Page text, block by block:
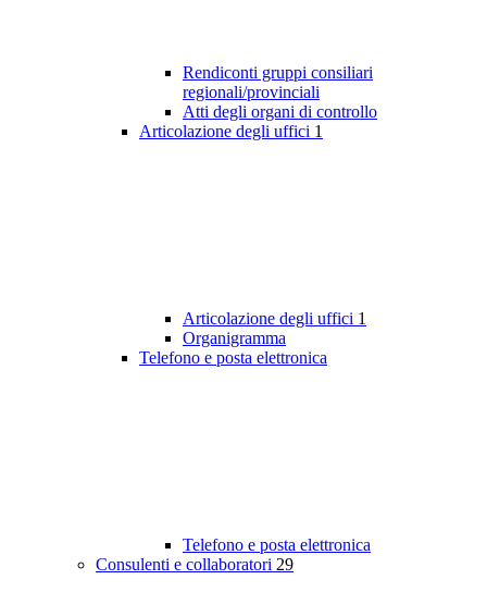
Rendiconti gruppi consiliari
regionali/provinciali
Atti degli organi di controllo
Articolazione degli uffici 1
Articolazione degli uffici 1
Organigramma
Telefono e posta elettronica
Telefono e posta elettronica
Consulenti e collaboratori 29